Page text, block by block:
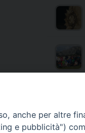
anche per altre
e pubblicità")